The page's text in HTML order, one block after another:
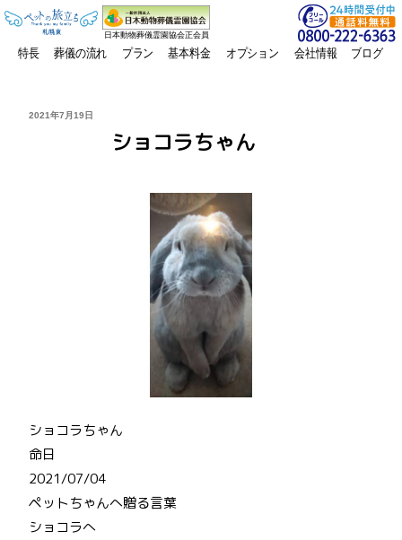
日本動物葬儀霊園協会正会員
特長 葬儀の流れ プラン 基本料金 オプション 会社情報 ブログ
投
2021年7月19日
ショコラちゃん
ショコラちゃん
命日
2021/07/04
ペットちゃんへ贈る言葉
ショコラへ